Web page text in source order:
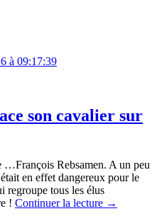
à 09:17:39
son cavalier sur
…François Rebsamen. A un peu
en effet dangereux pour le
regroupe tous les élus
! Continuer la lecture →